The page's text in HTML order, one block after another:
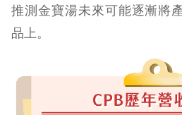
推測金寶湯未來可能逐漸將
品上。